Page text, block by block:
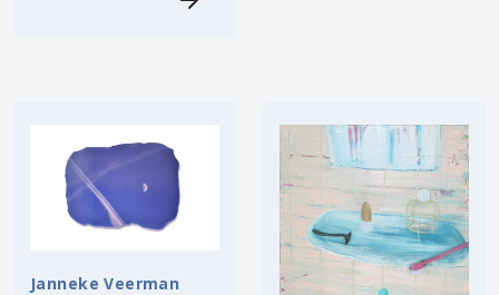
Janneke Veerman